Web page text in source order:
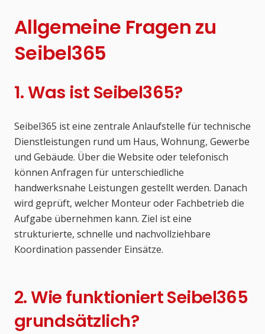
Allgemeine Fragen zu
Seibel365
1. Was ist Seibel365?
Seibel365 ist eine zentrale Anlaufstelle für technische
Dienstleistungen rund um Haus, Wohnung, Gewerbe
und Gebäude. Über die Website oder telefonisch
können Anfragen für unterschiedliche
handwerksnahe Leistungen gestellt werden. Danach
wird geprüft, welcher Monteur oder Fachbetrieb die
Aufgabe übernehmen kann. Ziel ist eine
strukturierte, schnelle und nachvollziehbare
Koordination passender Einsätze.
2. Wie funktioniert Seibel365
grundsätzlich?